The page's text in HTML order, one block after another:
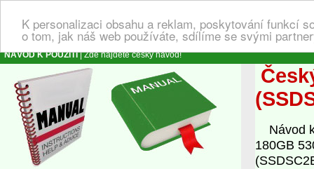
K personalizaci obsahu a reklam, poskytování funkcí
o tom, jak náš web používáte, sdílíme se svými
NÁVOD K POUŽITÍ| Zde najdete český návod!
Návod k
180GB